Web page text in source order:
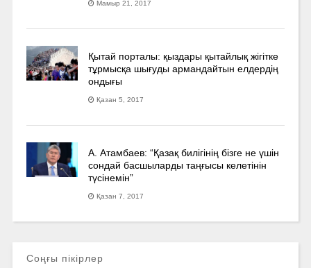
Мамыр 21, 2017
Қытай порталы: қыздары қытайлық жігітке
тұрмысқа шығуды армандайтын елдердің
ондығы
Қазан 5, 2017
А. Атамбаев: “Қазақ билігінің бізге не үшін
сондай басшыларды таңғысы келетінін
түсінемін”
Қазан 7, 2017
Соңғы пікірлер